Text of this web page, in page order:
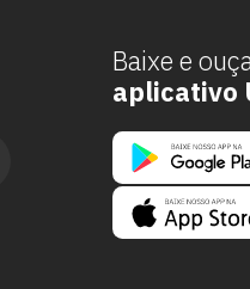
Baixe e
aplicativo